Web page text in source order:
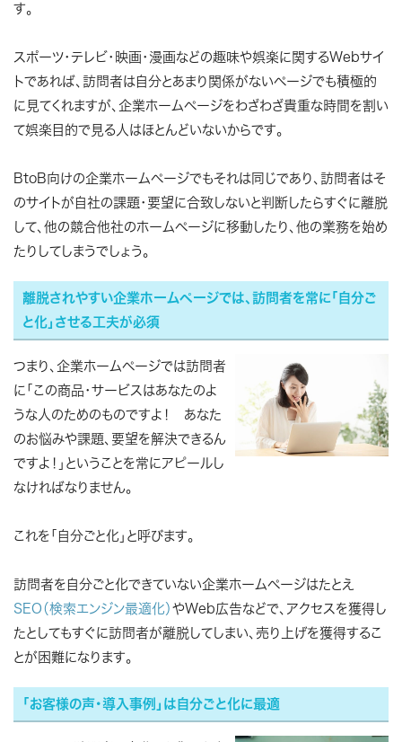
す。
スポーツ・テレビ・映画・漫画などの趣味や娯楽に関するWebサイ
トであれば、訪問者は自分とあまり関係がないページでも積極的
に見てくれますが、企業ホームページをわざわざ貴重な時間を割い
て娯楽目的で見る人はほとんどいないからです。
BtoB向けの企業ホームページでもそれは同じであり、訪問者はそ
のサイトが自社の課題・要望に合致しないと判断したらすぐに離脱
して、他の競合他社のホームページに移動したり、他の業務を始め
たりしてしまうでしょう。
離脱されやすい企業ホームページでは、訪問者を常に「自分ご
と化」させる工夫が必須
つまり、企業ホームページでは訪問者
に「この商品・サービスはあなたのよ
うな人のためのものですよ！ あなた
のお悩みや課題、要望を解決できるん
ですよ！」ということを常にアピールし
なければなりません。
これを 「自分ごと化」 と呼びます。
訪問者を自分ごと化できていない企業ホームページはたとえ
SEO（検索エンジン最適化） やWeb広告などで、アクセスを獲得し
たとしてもすぐに訪問者が離脱してしまい、売り上げを獲得するこ
とが困難になります。
「お客様の声・導入事例」は自分ごと化に最適